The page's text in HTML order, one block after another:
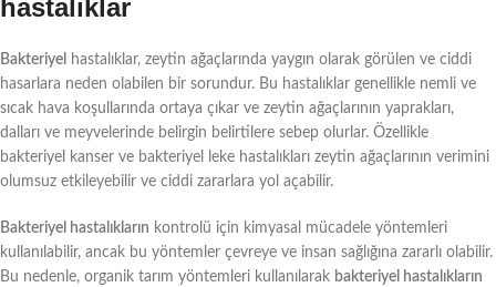
hastalıklar
Bakteriyel
hastalıklar, zeytin ağaçlarında yaygın olarak görülen ve ciddi
hasarlara neden olabilen bir sorundur. Bu hastalıklar genellikle nemli ve
sıcak hava koşullarında ortaya çıkar ve zeytin ağaçlarının yaprakları,
dalları ve meyvelerinde belirgin belirtilere sebep olurlar. Özellikle
bakteriyel kanser ve bakteriyel leke hastalıkları zeytin ağaçlarının verimini
olumsuz etkileyebilir ve ciddi zararlara yol açabilir.
Bakteriyel hastalıkların kontrolü için kimyasal mücadele yöntemleri
kullanılabilir, ancak bu yöntemler çevreye ve insan sağlığına zararlı olabilir.
Bu nedenle, organik tarım yöntemleri kullanılarak bakteriyel hastalıkların